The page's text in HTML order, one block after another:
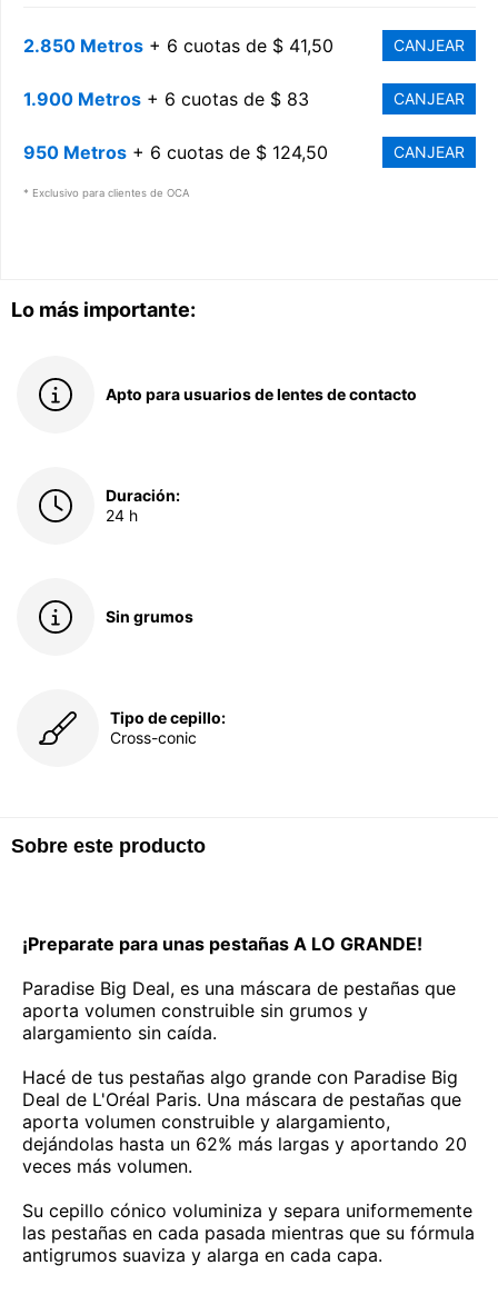
Lo más importante:
Apto para usuarios de lentes de contacto
Duración:
24 h
Sin grumos
Tipo de cepillo:
Cross-conic
Sobre este producto
¡Preparate para unas pestañas A LO GRANDE!
Paradise Big Deal, es una máscara de pestañas que
aporta volumen construible sin grumos y
alargamiento sin caída.
Hacé de tus pestañas algo grande con Paradise Big
Deal de L'Oréal Paris. Una máscara de pestañas que
aporta volumen construible y alargamiento,
dejándolas hasta un 62% más largas y aportando 20
veces más volumen.
Su cepillo cónico voluminiza y separa uniformemente
las pestañas en cada pasada mientras que su fórmula
antigrumos suaviza y alarga en cada capa.
2.850 Metros + 6 cuotas de $ 41,50 CANJEAR
1.900 Metros + 6 cuotas de $ 83 CANJEAR
950 Metros + 6 cuotas de $ 124,50 CANJEAR
* Exclusivo para clientes de OCA